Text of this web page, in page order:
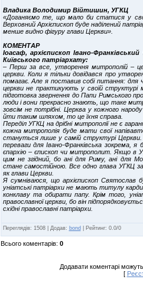
Владика Володимир Війтишин, УГКЦ
«Доганяємо те, що мало би статися у
Верховний Архієпископ буде наділений
менше видно фігуру глави Церкви».
КОМЕНТАР
Іоасаф, архієпископ Івано-
Київського патріархату:
– Перш за все, утворення митрополій – це
церкви. Коли я тільки довідався про
помагає. Але я поставив собі питання: для
церкви не практикують у своїй структурі
підготовка звернення до Папи Римського
люди і вони прекрасно знають, що таке
зовсім не потрібні. Церква у кожного
йти таким шляхом, то це їхня справа.
Переділ УГКЦ на дрібні митрополії не є
кожна митрополія буде мати свої
стануться лише у самій структурі
переваги для Івано-Франківська зокрема, я
єпархію – єпископ чи митрополит. Якщо в
цим не згідний, бо ані для Риму, ані для
стане самостійною. Все одно глава УГКЦ
як глави Церкви.
Я сумніваюся, що архієпископ Святослав
уніатські патріархи не мають титулу
конклаву та обирати папу. Крім того,
православної церкви, бо він
східні православні патріархи.
Переглядів: 1508| Додав: bond Рейтинг: 0.0/0
Всього коментарів: 0
Додавати коментарі
[